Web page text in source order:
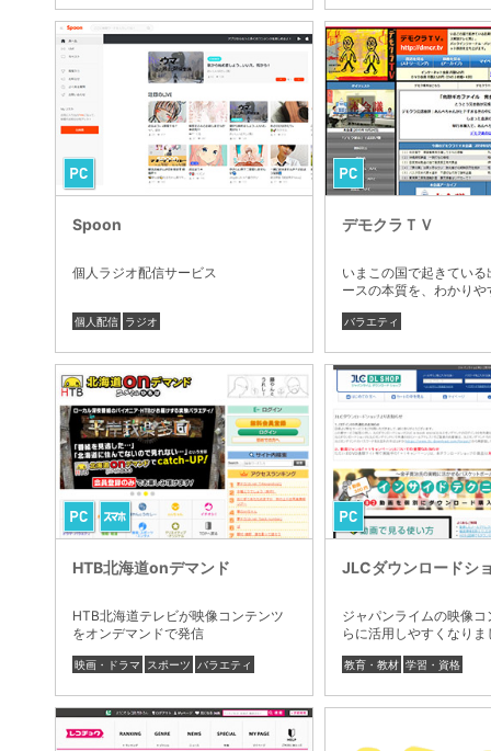
Spoon
個人ラジオ配信サービス
個人配信 ラジオ
デモクラＴＶ
いまこの国で起きてい
ースの本質を、わかりや
バラエティ
HTB北海道onデマンド
HTB北海道テレビが映像コンテンツ
をオンデマンドで発信
映画・ドラマ スポーツ バラエティ
JLCダウンロードシ
ジャパンライムの映像
らに活用しやすくなりま
教育・教材 学習・資格